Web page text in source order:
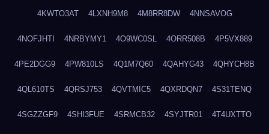
4KWTO3AT 4LXNH9M8 4M8RR8DW 4NNSAVOG
4NOFJHTI 4NRBYMY1 4O9WC0SL 4ORR508B 4P5VX889
4PE2DGG9 4PW810LS 4Q1M7Q60 4QAHYG43 4QHYCH8B
4QL610TS 4QRSJ753 4QVTMIC5 4QXRDQN7 4S31TENQ
4SGZZGF9 4SHI3FUE 4SRMCB32 4SYJTR01 4T4UXTTO